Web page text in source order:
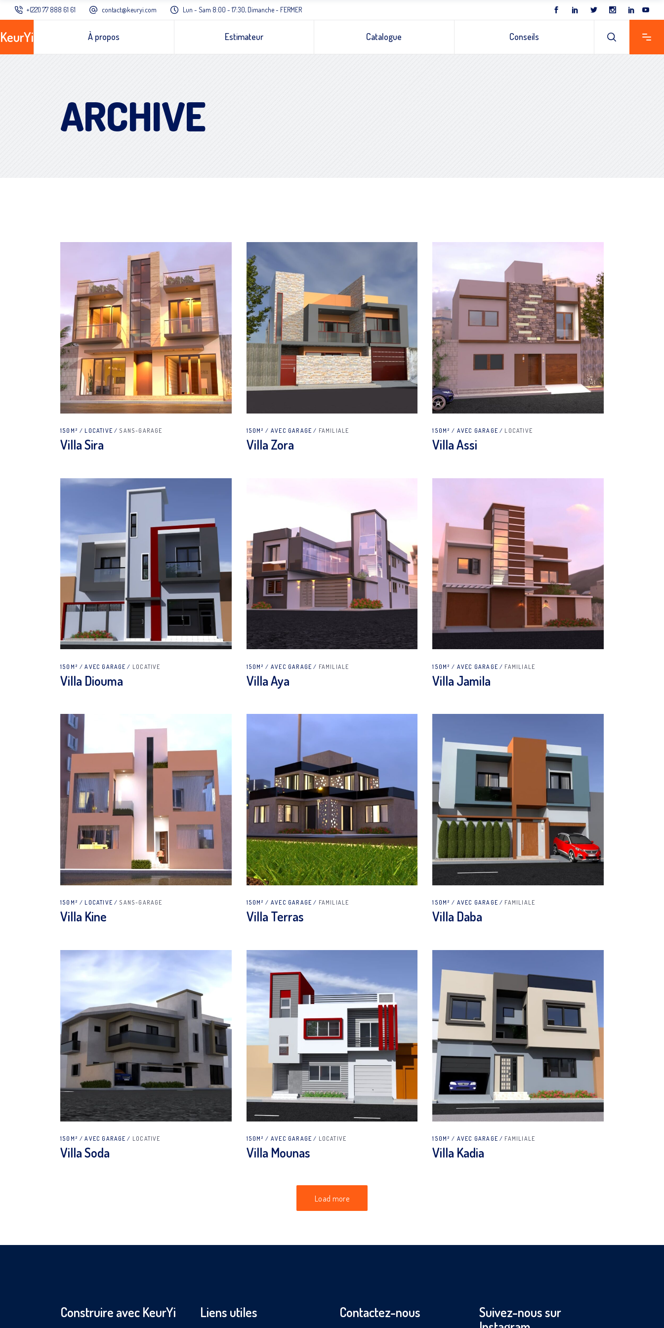
+(221) 77 888 61 61 contact@keuryi.com Lun - Sam 8:00 - 17:30, Dimanche - FERMER
KeurYi À propos Estimateur Catalogue Conseils
ARCHIVE
150M² LOCATIVE SANS-GARAGE
Villa Sira
150M² AVEC GARAGE FAMILIALE
Villa Zora
150M² AVEC GARAGE LOCATIVE
Villa Assi
150M² AVEC GARAGE LOCATIVE
Villa Diouma
150M² AVEC GARAGE FAMILIALE
Villa Aya
150M² AVEC GARAGE FAMILIALE
Villa Jamila
150M² LOCATIVE SANS-GARAGE
Villa Kine
150M² AVEC GARAGE FAMILIALE
Villa Terras
150M² AVEC GARAGE FAMILIALE
Villa Daba
150M² AVEC GARAGE LOCATIVE
Villa Soda
150M² AVEC GARAGE LOCATIVE
Villa Mounas
150M² AVEC GARAGE FAMILIALE
Villa Kadia
Load more
Construire avec KeurYi Liens utiles Contactez-nous
Suivez-nous sur